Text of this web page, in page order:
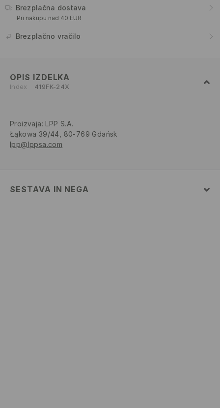
Brezplačna dostava
Pri nakupu nad 40 EUR
Brezplačno vračilo
OPIS IZDELKA
Index 419FK-24X
Proizvaja: LPP S.A.
Łąkowa 39/44, 80-769 Gdańsk
lpp@lppsa.com
SESTAVA IN NEGA